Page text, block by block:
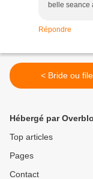
belle seance
Répondre
< Bride ou
Hébergé par
Top articles
Pages
Contact